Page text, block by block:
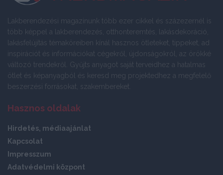
Lakberendezési magazinunk több ezer cikkel és százezernél is
több képpel a lakberendezés, otthonteremtés, lakásdekoráció,
lakásfelújítás témaköreiben kínál hasznos ötleteket, tippeket, ad
inspirációt és információkat cégekről, újdonságokról, az örökké
változó trendekről. Gyűjts anyagot saját terveidhez a hatalmas
ötlet és képanyagból és keresd meg projektedhez a megfelelő
beszerzési forrásokat, szakembereket.
Hasznos oldalak
Hirdetés, médiaajánlat
Kapcsolat
Impresszum
Adatvédelmi központ